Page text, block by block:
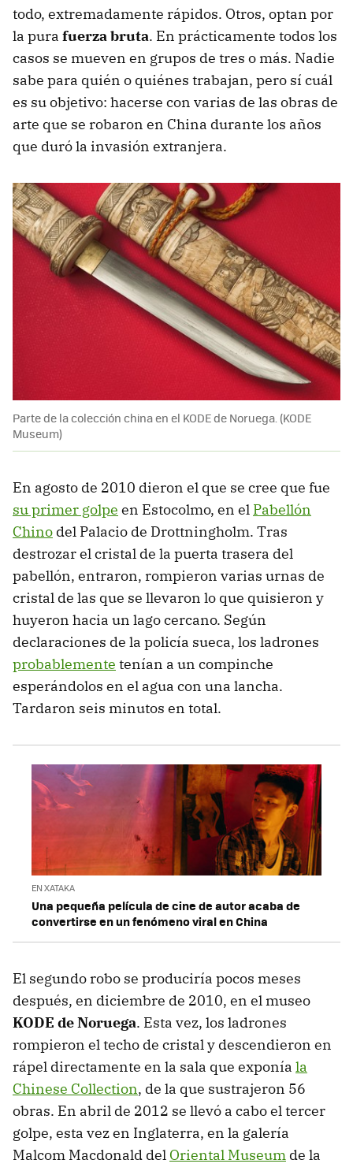
todo, extremadamente rápidos. Otros, optan por
la pura fuerza bruta. En prácticamente todos los
casos se mueven en grupos de tres o más. Nadie
sabe para quién o quiénes trabajan, pero sí cuál
es su objetivo: hacerse con varias de las obras de
arte que se robaron en China durante los años
que duró la invasión extranjera.
Parte de la colección china en el KODE de Noruega. (KODE
Museum)
En agosto de 2010 dieron el que se cree que fue
su primer golpe en Estocolmo, en el Pabellón
Chino del Palacio de Drottningholm. Tras
destrozar el cristal de la puerta trasera del
pabellón, entraron, rompieron varias urnas de
cristal de las que se llevaron lo que quisieron y
huyeron hacia un lago cercano. Según
declaraciones de la policía sueca, los ladrones
probablemente tenían a un compinche
esperándolos en el agua con una lancha.
Tardaron seis minutos en total.
EN XATAKA
Una pequeña película de cine de autor acaba de
convertirse en un fenómeno viral en China
El segundo robo se produciría pocos meses
después, en diciembre de 2010, en el museo
KODE de Noruega. Esta vez, los ladrones
rompieron el techo de cristal y descendieron en
rápel directamente en la sala que exponía la
Chinese Collection, de la que sustrajeron 56
obras. En abril de 2012 se llevó a cabo el tercer
golpe, esta vez en Inglaterra, en la galería
Malcom Macdonald del Oriental Museum de la